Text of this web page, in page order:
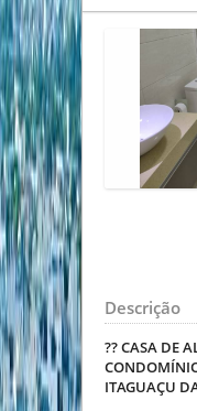
Descrição
?? CASA DE
ITAGUAÇU